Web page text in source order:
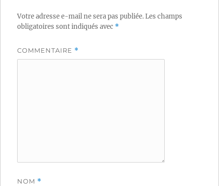
Votre adresse e-mail ne sera pas publiée.Les champs
obligatoires sont indiqués avec *
COMMENTAIRE *
NOM *